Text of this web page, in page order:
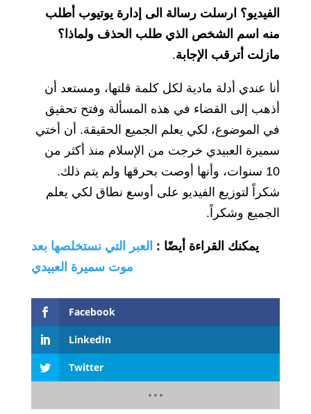
الفيديو؟ ارسلت رسالة الى إدارة يوتيوب أطلب
منه اسم الشخص الذي طلب الحذف ولماذا؟
مازلت أترقب الإجابة.
أنا عندي أدلة مادية لكل كلمة قلتها، ومستعد أن
أذهب إلى القضاء في هذه المسألة وفتح تحقيق
في الموضوع، لكي يعلم الجميع الحقيقة. أن أختي
سميرة العبيدي خرجت من الإسلام منذ أكثر من
10 سنوات، وأنها أوصت بحرقها ولم يتم ذلك.
شكراً لتوزيع الفيديو على أوسع نطاق لكي يعلم
الجميع وشكراً.
يمكنك القراءة أيضًا : العبر التي نستخلصها بعد
موت سميرة العبيدي
Facebook
LinkedIn
Twitter